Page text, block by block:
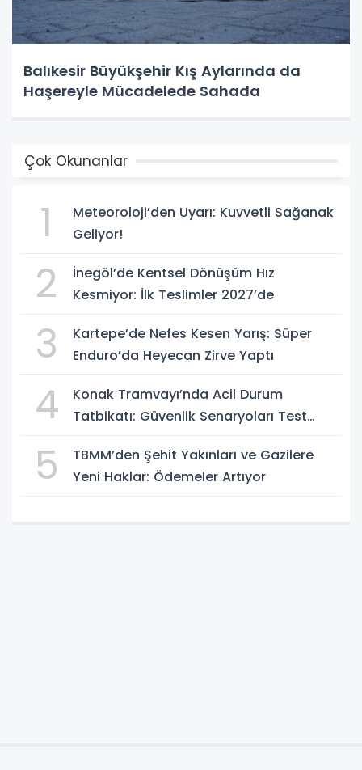
Balıkesir Büyükşehir Kış Aylarında da
Haşereyle Mücadelede Sahada
Çok Okunanlar
1
Meteoroloji’den Uyarı: Kuvvetli Sağanak
Geliyor!
2
İnegöl’de Kentsel Dönüşüm Hız
Kesmiyor: İlk Teslimler 2027’de
3
Kartepe’de Nefes Kesen Yarış: Süper
Enduro’da Heyecan Zirve Yaptı
4
Konak Tramvayı’nda Acil Durum
Tatbikatı: Güvenlik Senaryoları Test
5
TBMM’den Şehit Yakınları ve Gazilere
Yeni Haklar: Ödemeler Artıyor